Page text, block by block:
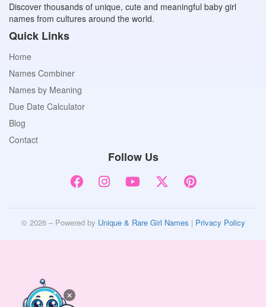
Discover thousands of unique, cute and meaningful baby girl
names from cultures around the world.
Quick Links
Home
Names Combiner
Names by Meaning
Due Date Calculator
Blog
Contact
Follow Us
© 2026 – Powered by Unique & Rare Girl Names | Privacy Policy